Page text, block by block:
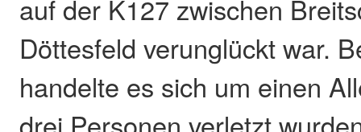
auf der K127 zwischen
Döttesfeld verunglückt war.
handelte es sich um einen